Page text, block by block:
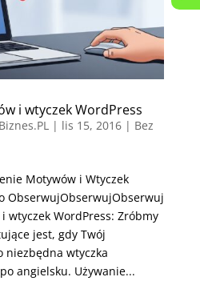
i wtyczek WordPress
| lis 15, 2016| Bez
Motywów i Wtyczek
ObserwujObserwujObserwuj
wtyczek WordPress: Zróbmy
jest, gdy Twój
niezbędna wtyczka
angielsku. Używanie...